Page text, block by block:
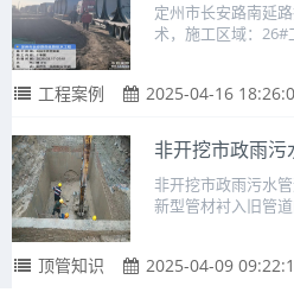
定州市长安路南延
术，施工区域：26#
工程案例 2025-04-16
非开挖市政雨
非开挖市政雨污水
新型管材衬入旧管
顶管知识 2025-04-09